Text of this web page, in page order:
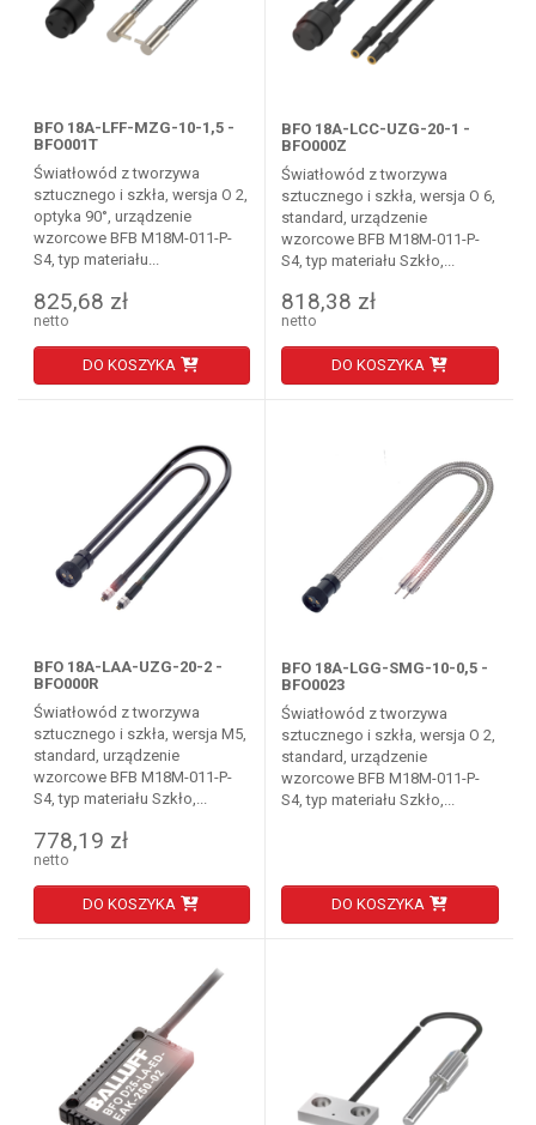
BFO 18A-LFF-MZG-10-1,5 -
BFO001T
Światłowód z tworzywa
sztucznego i szkła, wersja O 2,
optyka 90°, urządzenie
wzorcowe BFB M18M-011-P-
S4, typ materiału...
825,68 zł
netto
DO KOSZYKA
BFO 18A-LCC-UZG-20-1 -
BFO000Z
Światłowód z tworzywa
sztucznego i szkła, wersja O 6,
standard, urządzenie
wzorcowe BFB M18M-011-P-
S4, typ materiału Szkło,...
818,38 zł
netto
DO KOSZYKA
BFO 18A-LAA-UZG-20-2 -
BFO000R
Światłowód z tworzywa
sztucznego i szkła, wersja M5,
standard, urządzenie
wzorcowe BFB M18M-011-P-
S4, typ materiału Szkło,...
778,19 zł
netto
DO KOSZYKA
BFO 18A-LGG-SMG-10-0,5 -
BFO0023
Światłowód z tworzywa
sztucznego i szkła, wersja O 2,
standard, urządzenie
wzorcowe BFB M18M-011-P-
S4, typ materiału Szkło,...
DO KOSZYKA